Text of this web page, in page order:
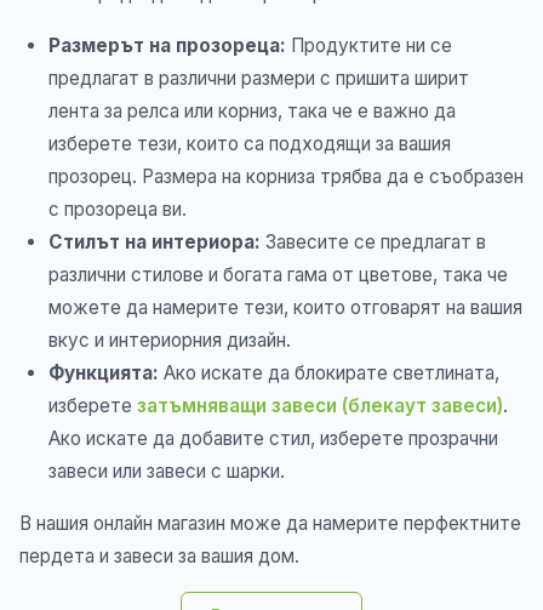
Размерът на прозореца: Продуктите ни се
предлагат в различни размери с пришита ширит
лента за релса или корниз, така че е важно да
изберете тези, които са подходящи за вашия
прозорец. Размера на корниза трябва да е съобразен
с прозореца ви.
Стилът на интериора: Завесите се предлагат в
различни стилове и богата гама от цветове, така че
можете да намерите тези, които отговарят на вашия
вкус и интериорния дизайн.
Функцията: Ако искате да блокирате светлината,
изберете затъмняващи завеси (блекаут завеси).
Ако искате да добавите стил, изберете прозрачни
завеси или завеси с шарки.
В нашия онлайн магазин може да намерите перфектните
пердета и завеси за вашия дом.